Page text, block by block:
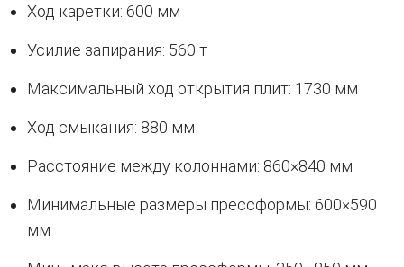
Ход каретки: 600 мм
Усилие запирания: 560 т
Максимальный ход открытия плит: 1730 мм
Ход смыкания: 880 мм
Расстояние между колоннами: 860×840 мм
Минимальные размеры прессформы: 600×590
мм